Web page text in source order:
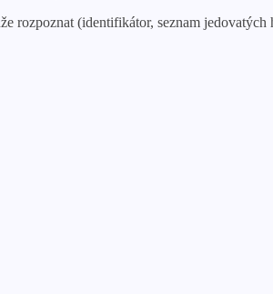
rozpoznat (identifikátor, seznam jedovatých